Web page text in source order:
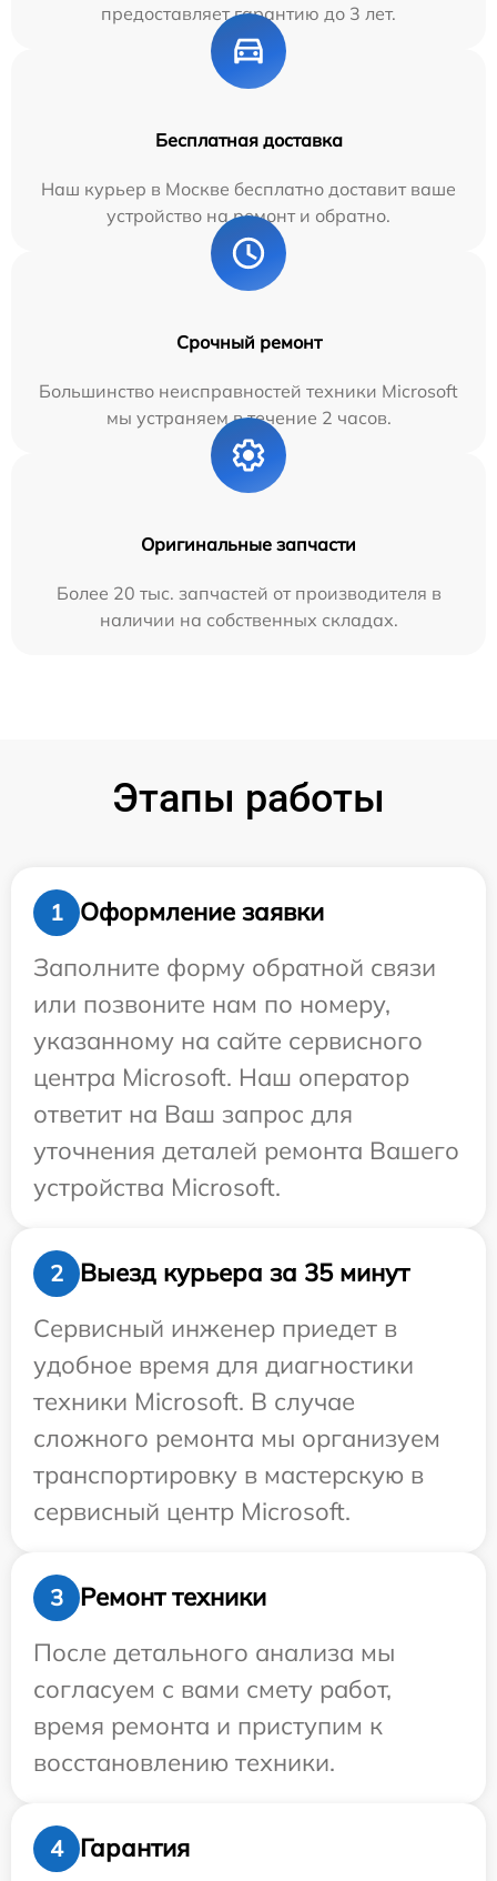
предоставляет гарантию до 3 лет.
Бесплатная доставка
Наш курьер в Москве бесплатно доставит ваше
устройство на ремонт и обратно.
Срочный ремонт
Большинство неисправностей техники Microsoft
мы устраняем в течение 2 часов.
Оригинальные запчасти
Более 20 тыс. запчастей от производителя в
наличии на собственных складах.
Этапы работы
1
Оформление заявки
Заполните форму обратной связи
или позвоните нам по номеру,
указанному на сайте сервисного
центра Microsoft. Наш оператор
ответит на Ваш запрос для
уточнения деталей ремонта Вашего
устройства Microsoft.
2
Выезд курьера за 35 минут
Сервисный инженер приедет в
удобное время для диагностики
техники Microsoft. В случае
сложного ремонта мы организуем
транспортировку в мастерскую в
сервисный центр Microsoft.
3
Ремонт техники
После детального анализа мы
согласуем с вами смету работ,
время ремонта и приступим к
восстановлению техники.
4 Гарантия